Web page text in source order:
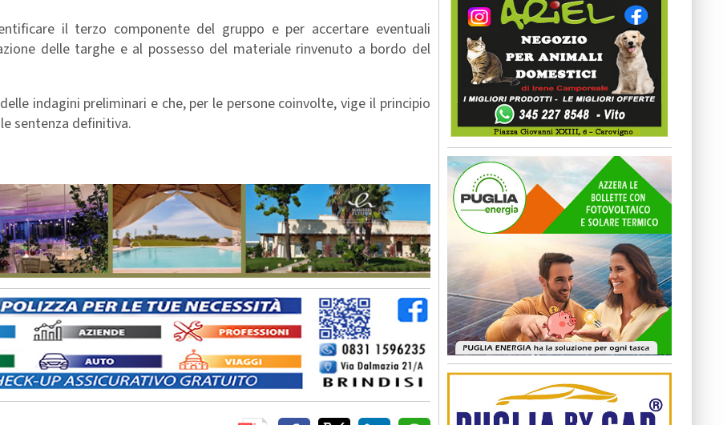
il terzo componente del gruppo e per accertare eventuali
delle targhe e al possesso del materiale rinvenuto a bordo del
indagini preliminari e che, per le persone coinvolte, vige il principio
sentenza definitiva.